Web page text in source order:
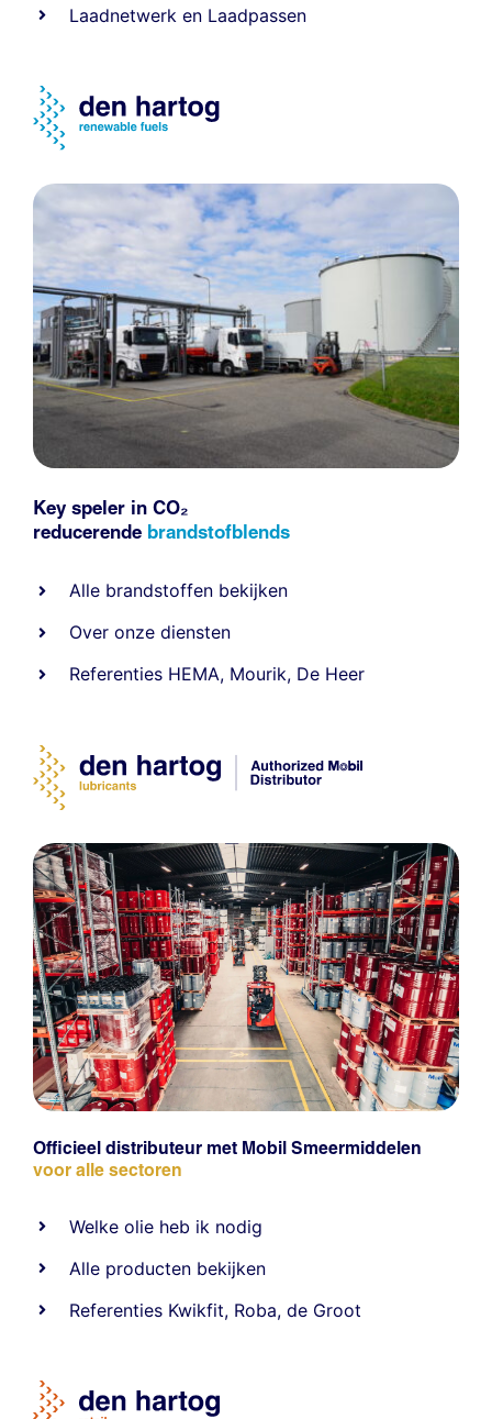
Laadnetwerk en Laadpassen
Key speler in CO₂
reducerende brandstofblends
Alle brandstoffen bekijken
Over onze diensten
Referenties HEMA, Mourik, De Heer
Officieel distributeur met Mobil Smeermiddelen
voor alle sectoren
Welke olie heb ik nodig
Alle producten bekijken
Referenties Kwikfit, Roba,de Groot